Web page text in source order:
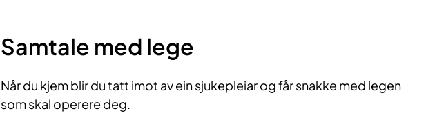
Samtale med lege
Når du kjem blir du tatt imot av ein sjukepleiar og får snakke med legen
som skal operere deg.